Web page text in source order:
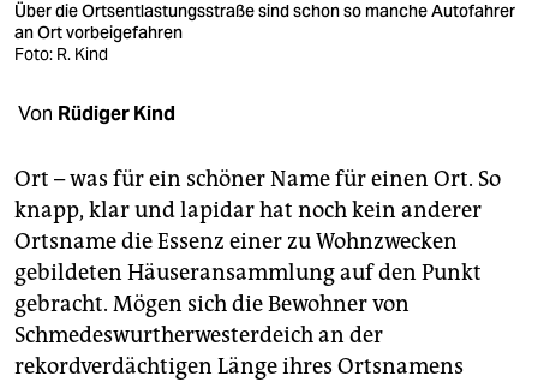
veranstaltungen
fragen & hilfe
unterstützen
abo
genossenschaft
epaper login
Über die Ortsentlastungsstraße sind schon so manche Autofahrer
an Ort vorbeigefahren
Foto: R. Kind
Von Rüdiger Kind
Ort – was für ein schöner Name für einen Ort. So
knapp, klar und lapidar hat noch kein anderer
Ortsname die Essenz einer zu Wohnzwecken
gebildeten Häuseransammlung auf den Punkt
gebracht. Mögen sich die Bewohner von
Schmedeswurtherwesterdeich an der
rekordverdächtigen Länge ihres Ortsnamens